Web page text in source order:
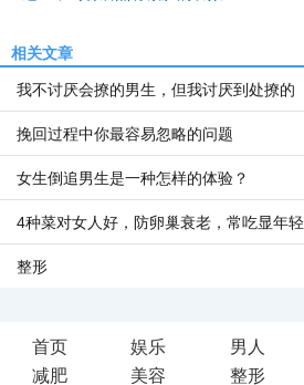
相关文章
我不讨厌会撩的男生，但我讨厌到处撩的
挽回过程中你最容易忽略的问题
女生倒追男生是一种怎样的体验？
4种菜对女人好，防卵巢衰老，常吃显年轻
整形
首页 娱乐 男人
减肥
美容 整形